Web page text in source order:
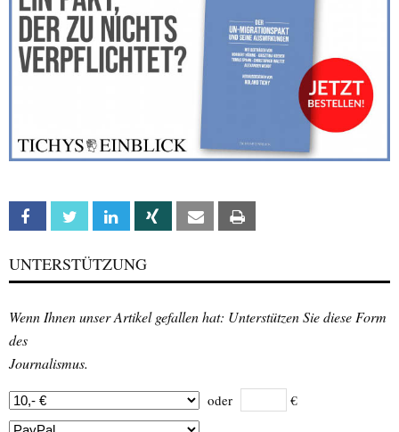
Facebook Twitter Linkedin Xing Email
UNTERSTÜTZUNG
Wenn Ihnen unser Artikel gefallen hat: Unterstützen Sie diese Form
des
Journalismus.
oder €